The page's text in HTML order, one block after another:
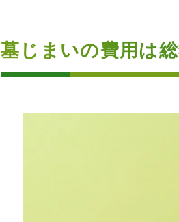
墓じまいの費用は